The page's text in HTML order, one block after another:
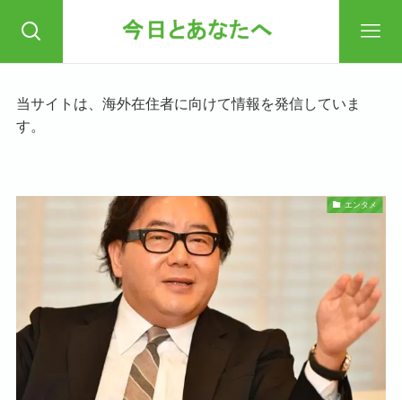
当サイトは、海外在住者に向けて情報を発信していま
す。
エンタメ